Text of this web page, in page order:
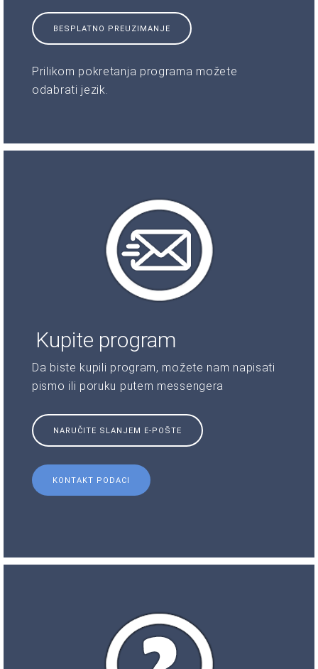
BESPLATNO PREUZIMANJE
Prilikom pokretanja programa možete
odabrati jezik.
Kupite program
Da biste kupili program, možete nam napisati
pismo ili poruku putem messengera
NARUČITE SLANJEM E-POŠTE
KONTAKT PODACI